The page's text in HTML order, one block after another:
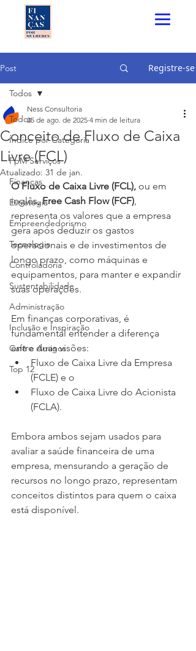
Post Registre-se
Todos
Índice por Categoria
FpM Serviços
Finanças
Estratégia
Empreendedorismo
Tecnologia
Controladoria
Sustentabilidade
Administração
Inclusão e Inspiração
Café e Amigos
Top 12
Todos
Conceito de Fluxo de Caixa
Livre (FCL)
Ness Consultoria
25 de ago. de 2025 4 min de leitura
Atualizado: 31 de jan.
O Fluxo de Caixa Livre (FCL), ou em
inglês, Free Cash Flow (FCF),
representa os valores que a empresa
gera após deduzir os gastos
operacionais e de investimentos de
longo prazo, como máquinas e
equipamentos, para manter e expandir
suas operações.
Em finanças corporativas, é
fundamental entender a diferença
entre duas visões:
Fluxo de Caixa Livre da Empresa
(FCLE) e o
Fluxo de Caixa Livre do Acionista
(FCLA).
Embora ambos sejam usados para
avaliar a saúde financeira de uma
empresa, mensurando a geração de
recursos no longo prazo, representam
conceitos distintos para quem o caixa
está disponível.